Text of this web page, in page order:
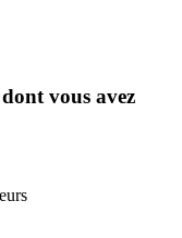
dont vous avez